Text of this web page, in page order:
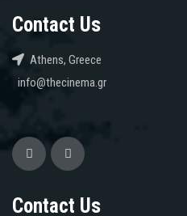
Contact Us
Athens, Greece
info@thecinema.gr
Contact Us